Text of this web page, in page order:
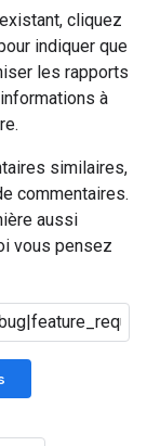
cliquez
indiquer que
les rapports
à
similaires,
commentaires.
aussi
vous pensez